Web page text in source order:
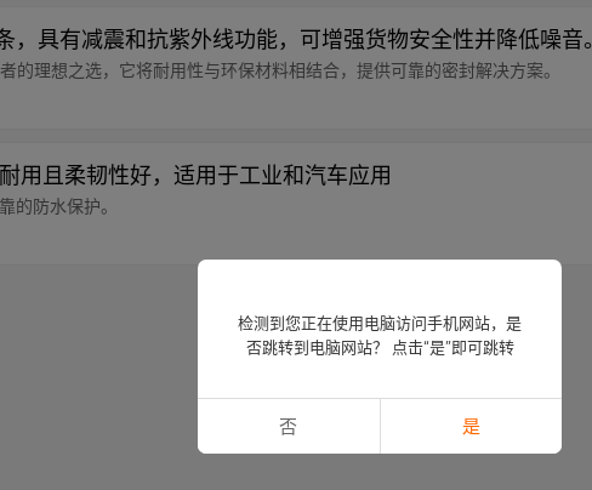
具有减震和抗紫外线功能，可增强货物安全性并降低噪音。
的理想之选，它将耐用性与环保材料相结合，提供可靠的密封解决方案。
用且柔韧性好，适用于工业和汽车应用
的防水保护。
检测到您正在使用电脑访问手机网站，是
否跳转到电脑网站？ 点击“是”即可跳转
否 是